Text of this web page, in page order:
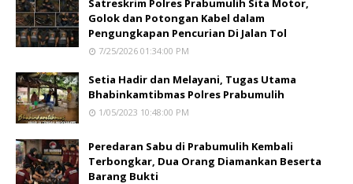
Golok dan Potongan Kabel dalam
Pengungkapan Pencurian Di Jalan Tol
7/25/2026 01:34:00 PM
Setia Hadir dan Melayani, Tugas Utama
Bhabinkamtibmas Polres Prabumulih
1/05/2023 10:48:00 PM
Peredaran Sabu di Prabumulih Kembali
Terbongkar, Dua Orang Diamankan Beserta
Barang Bukti